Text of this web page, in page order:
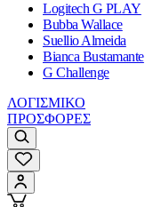
Logitech G PLAY
Bubba Wallace
Suellio Almeida
Bianca Bustamante
G Challenge
ΛΟΓΙΣΜΙΚΟ
ΠΡΟΣΦΟΡΕΣ